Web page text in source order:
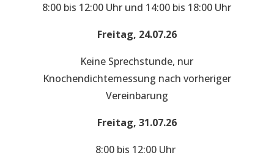
8:00 bis 12:00 Uhr und 14:00 bis 18:00 Uhr
Freitag, 24.07.26
Keine Sprechstunde, nur
Knochendichtemessung nach vorheriger
Vereinbarung
Freitag, 31.07.26
8:00 bis 12:00 Uhr